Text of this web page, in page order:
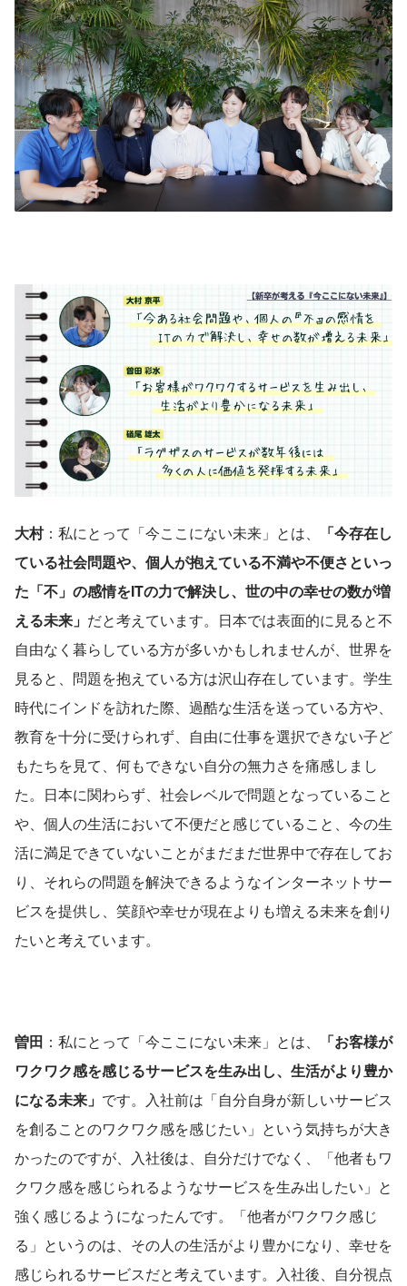
大村：私にとって「今ここにない未来」とは、
「今存在し
ている社会問題や、個人が抱えている不満や不便さといっ
た「不」の感情をITの力で解決し、世の中の幸せの数が増
える未来」 だと考えています。日本では表面的に見ると不
自由なく暮らしている方が多いかもしれませんが、世界を
見ると、問題を抱えている方は沢山存在しています。学生
時代にインドを訪れた際、過酷な生活を送っている方や、
教育を十分に受けられず、自由に仕事を選択できない子ど
もたちを見て、何もできない自分の無力さを痛感しまし
た。日本に関わらず、社会レベルで問題となっていること
や、個人の生活において不便だと感じていること、今の生
活に満足できていないことがまだまだ世界中で存在してお
り、それらの問題を解決できるようなインターネットサー
ビスを提供し、笑顔や幸せが現在よりも増える未来を創り
たいと考えています。
曽田 ：私にとって「今ここにない未来」とは、
「お客様が
ワクワク感を感じるサービスを生み出し、生活がより豊か
になる未来」 です。入社前は「自分自身が新しいサービス
を創ることのワクワク感を感じたい」という気持ちが大き
かったのですが、入社後は、自分だけでなく、「他者もワ
クワク感を感じられるようなサービスを生み出したい」と
強く感じるようになったんです。「他者がワクワク感じ
る」というのは、その人の生活がより豊かになり、幸せを
感じられるサービスだと考えています。入社後、自分視点